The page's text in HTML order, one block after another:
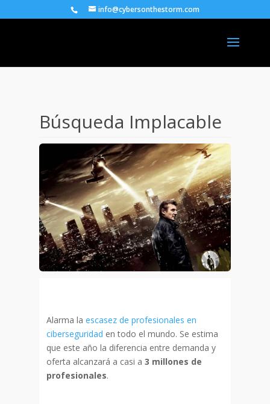
info@cybersonthestorm.com
Búsqueda Implacable
Alarma la escasez de profesionales en
ciberseguridad en todo el mundo. Se estima
que este año la diferencia entre demanda y
oferta alcanzará a casi a 3 millones de
profesionales.